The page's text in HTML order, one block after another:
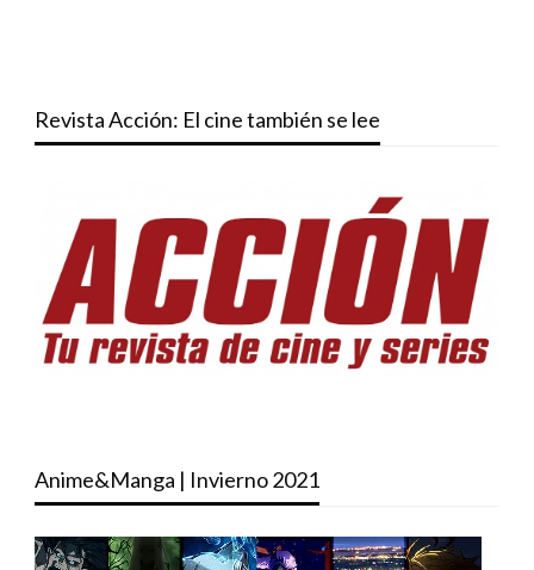
Revista Acción: El cine también se lee
Anime&Manga | Invierno 2021